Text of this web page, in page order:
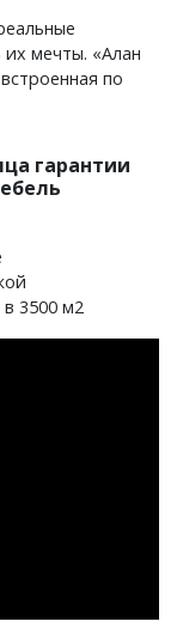
мечты. «Алан
по
гарантии
3500 м2